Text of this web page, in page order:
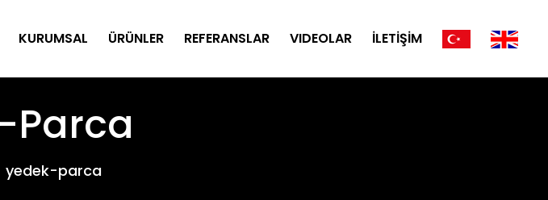
KURUMSAL ÜRÜNLER REFERANSLAR VIDEOLAR İLETİŞİM
Parca
yedek-parca